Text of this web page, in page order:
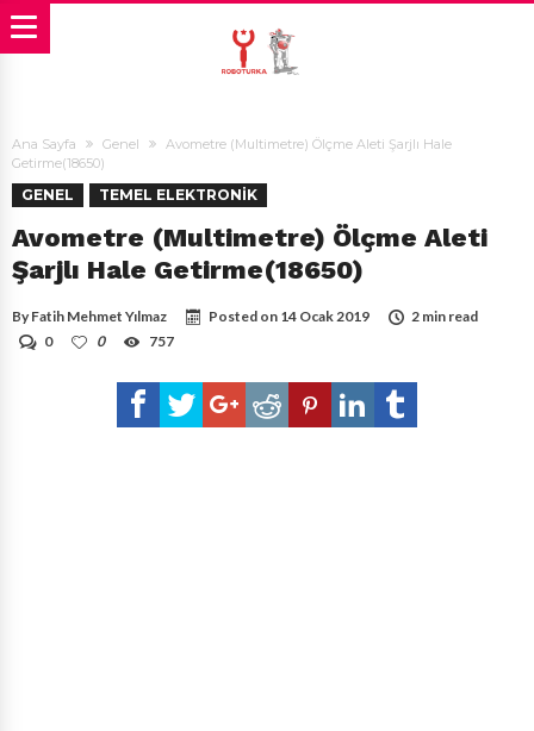
Ana Sayfa Genel
Avometre (Multimetre) Ölçme Aleti Şarjlı Hale
Getirme(18650)
GENEL TEMEL ELEKTRONIK
Avometre (Multimetre) Ölçme Aleti
Şarjlı Hale Getirme(18650)
By Fatih Mehmet Yılmaz Posted on 14 Ocak 2019
2 min read
0
0 757